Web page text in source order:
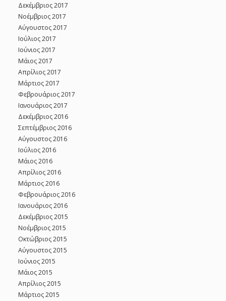
Δεκέμβριος 2017
Νοέμβριος 2017
Αύγουστος 2017
Ιούλιος 2017
Ιούνιος 2017
Μάιος 2017
Απρίλιος 2017
Μάρτιος 2017
Φεβρουάριος 2017
Ιανουάριος 2017
Δεκέμβριος 2016
Σεπτέμβριος 2016
Αύγουστος 2016
Ιούλιος 2016
Μάιος 2016
Απρίλιος 2016
Μάρτιος 2016
Φεβρουάριος 2016
Ιανουάριος 2016
Δεκέμβριος 2015
Νοέμβριος 2015
Οκτώβριος 2015
Αύγουστος 2015
Ιούνιος 2015
Μάιος 2015
Απρίλιος 2015
Μάρτιος 2015